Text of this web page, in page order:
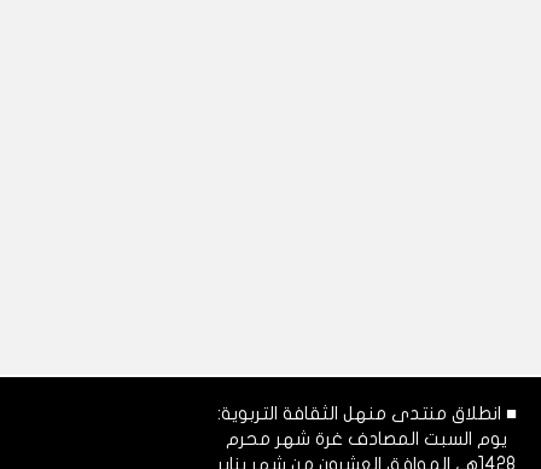
■ انطلاق منتدى منهل الثقافة التربوية:
يوم السبت المصادف غرة شهر محرم
1428هـ، الموافق العشرون من شهر يناير